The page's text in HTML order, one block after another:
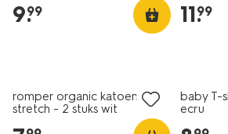
9.
99 11.
99
romper organic katoen
stretch - 2 stuks wit
baby T-
ecru